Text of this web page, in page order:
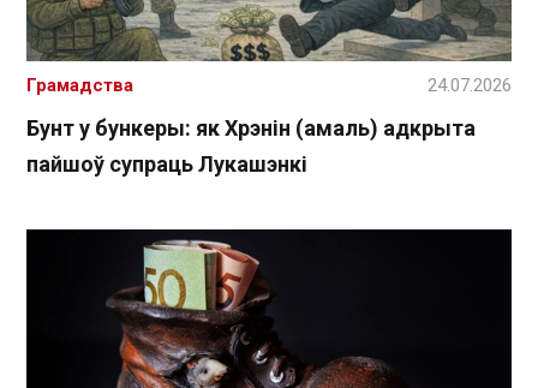
Бунт у бункеры: як Хрэнін (амаль) адкрыта
пайшоў супраць Лукашэнкі
Грамадства 24.07.2026